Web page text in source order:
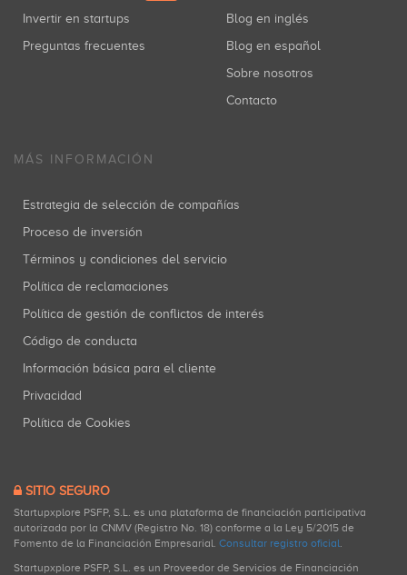
Invertir en startups
Preguntas frecuentes
Blog en inglés
Blog en español
Sobre nosotros
Contacto
MÁS INFORMACIÓN
Estrategia de selección de compañías
Proceso de inversión
Términos y condiciones del servicio
Política de reclamaciones
Política de gestión de conflictos de interés
Código de conducta
Información básica para el cliente
Privacidad
Política de Cookies
SITIO SEGURO
Startupxplore PSFP, S.L. es una plataforma de financiación participativa
autorizada por la CNMV (Registro No. 18) conforme a la Ley 5/2015 de
Fomento de la Financiación Empresarial. Consultar registro oficial.
Startupxplore PSFP, S.L. es un Proveedor de Servicios de Financiación